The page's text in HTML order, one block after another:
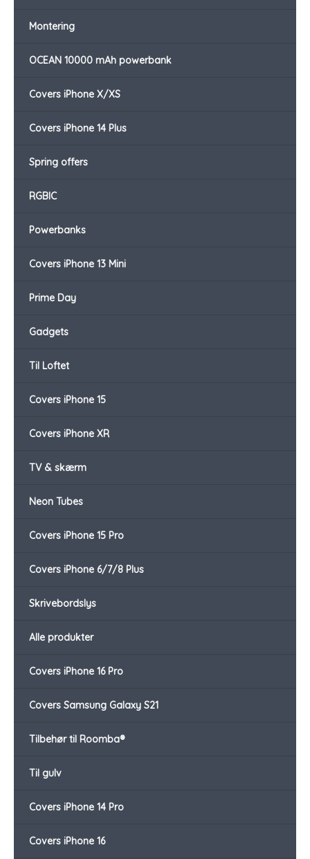
Montering
OCEAN 10000 mAh powerbank
Covers iPhone X/XS
Covers iPhone 14 Plus
Spring offers
RGBIC
Powerbanks
Covers iPhone 13 Mini
Prime Day
Gadgets
Til Loftet
Covers iPhone 15
Covers iPhone XR
TV & skærm
Neon Tubes
Covers iPhone 15 Pro
Covers iPhone 6/7/8 Plus
Skrivebordslys
Alle produkter
Covers iPhone 16 Pro
Covers Samsung Galaxy S21
Tilbehør til Roomba®
Til gulv
Covers iPhone 14 Pro
Covers iPhone 16